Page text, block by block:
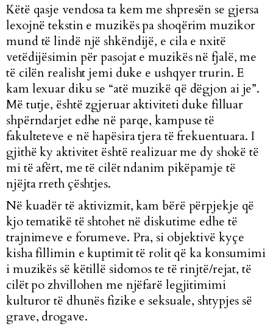
Këtë qasje vendosa ta kem me shpresën se gjersa
lexojnë tekstin e muzikës pa shoqërim muzikor
mund të lindë një shkëndijë, e cila e nxitë
vetëdijësimin për pasojat e muzikës në fjalë, me
të cilën realisht jemi duke e ushqyer trurin. E
kam lexuar diku se “atë muzikë që dëgjon ai je”.
Më tutje, është zgjeruar aktiviteti duke filluar
shpërndarjet edhe në parqe, kampuse të
fakulteteve e në hapësira tjera të frekuentuara. I
gjithë ky aktivitet është realizuar me dy shokë të
mi të afërt, me të cilët ndanim pikëpamje të
njëjta rreth çështjes.
Në kuadër të aktivizmit, kam bërë përpjekje që
kjo tematikë të shtohet në diskutime edhe të
trajnimeve e forumeve. Pra, si objektivë kyçe
kisha fillimin e kuptimit të rolit që ka konsumimi
i muzikës së këtillë sidomos te të rinjtë/rejat, të
cilët po zhvillohen me njëfarë legjitimimi
kulturor të dhunës fizike e seksuale, shtypjes së
grave, drogave.